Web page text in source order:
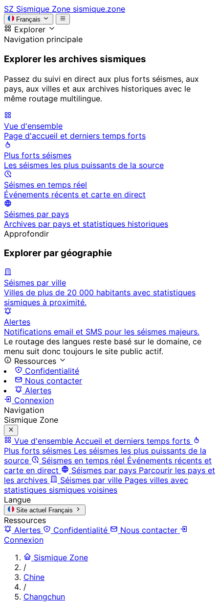
SZ Sismique Zone sismique.zone
Français
Explorer
Navigation principale
Explorer les archives sismiques
Passez du suivi en direct aux plus forts séismes, aux
pays, aux villes et aux archives historiques avec le
même routage multilingue.
Vue d'ensemble
Page d'accueil et derniers temps forts
Plus forts séismes
Les séismes les plus puissants de la source
Séismes en temps réel
Événements récents et carte en direct
Séismes par pays
Archives par pays et statistiques historiques
Approfondir
Explorer par géographie
Séismes par ville
Villes de plus de 20 000 habitants avec statistiques
sismiques à proximité.
Alertes
Notifications email et SMS pour les séismes majeurs.
Le routage des langues reste basé sur le domaine, ce
menu suit donc toujours le site public actif.
Ressources
Confidentialité
Nous contacter
Alertes
Connexion
Navigation
Sismique Zone
Vue d'ensemble Accueil et derniers temps forts
Plus forts séismes Les séismes les plus puissants de la
source
Séismes en temps réel Événements récents et
carte en direct
Séismes par pays Parcourir les pays et
les archives
Séismes par ville Pages villes avec
statistiques sismiques voisines
Langue
Site actuel Français
Ressources
Alertes
Confidentialité
Nous contacter
Connexion
Sismique Zone
/
Chine
/
Changchun